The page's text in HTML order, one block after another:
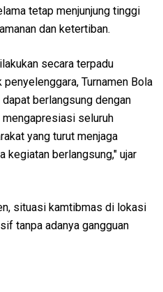
tetap menjunjung tinggi
dan ketertiban.
secara terpadu
Turnamen Bola
berlangsung dengan
mengapresiasi seluruh
yang turut menjaga
berlangsung," ujar
situasi kamtibmas di lokasi
tanpa adanya gangguan